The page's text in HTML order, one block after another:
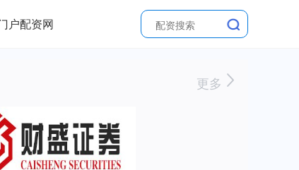
户配资网
更多